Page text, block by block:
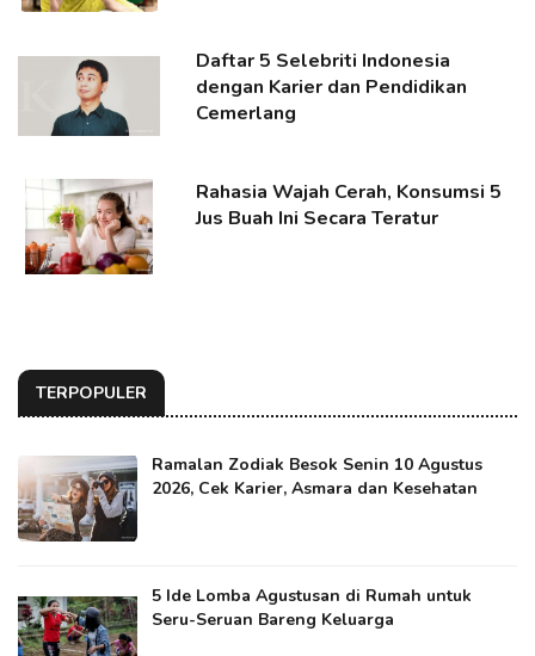
Daftar 5 Selebriti Indonesia
dengan Karier dan Pendidikan
Cemerlang
Rahasia Wajah Cerah, Konsumsi 5
Jus Buah Ini Secara Teratur
TERPOPULER
Ramalan Zodiak Besok Senin 10 Agustus
2026, Cek Karier, Asmara dan Kesehatan
5 Ide Lomba Agustusan di Rumah untuk
Seru-Seruan Bareng Keluarga